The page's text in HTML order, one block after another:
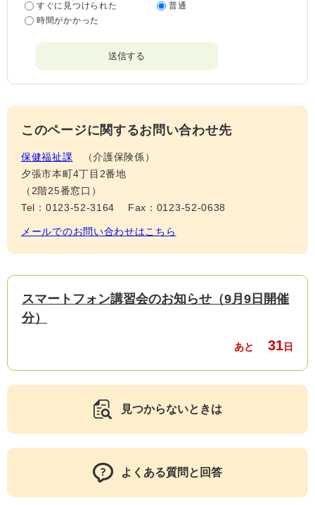
すぐに見つけられた
普通
時間がかかった
このページに関するお問い合わせ先
保健福祉課
介護保険係
夕張市本町4丁目2番地
（2階25番窓口）
Tel：0123-52-3164
Fax：0123-52-0638
メールでのお問い合わせはこちら
スマートフォン講習会のお知らせ（9月9日開催
分）
あと 31日
見つからないときは
よくある質問と回答